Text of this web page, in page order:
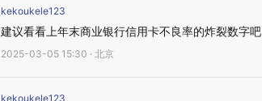
kekoukele123
建议看看上年末商业银行信用卡不良率的炸裂数字吧
2025-03-05 15:30 · 北京
kekoukele123